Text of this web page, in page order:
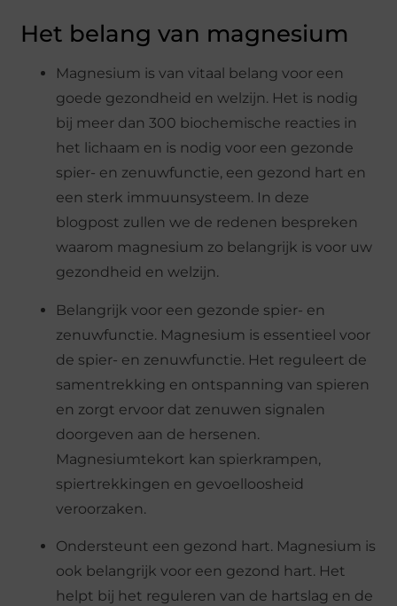
Het belang van magnesium
Magnesium is van vitaal belang voor een
goede gezondheid en welzijn. Het is nodig
bij meer dan 300 biochemische reacties in
het lichaam en is nodig voor een gezonde
spier- en zenuwfunctie, een gezond hart en
een sterk immuunsysteem. In deze
blogpost zullen we de redenen bespreken
waarom magnesium zo belangrijk is voor uw
gezondheid en welzijn.
Belangrijk voor een gezonde spier- en
zenuwfunctie. Magnesium is essentieel voor
de spier- en zenuwfunctie. Het reguleert de
samentrekking en ontspanning van spieren
en zorgt ervoor dat zenuwen signalen
doorgeven aan de hersenen.
Magnesiumtekort kan spierkrampen,
spiertrekkingen en gevoelloosheid
veroorzaken.
Ondersteunt een gezond hart. Magnesium is
ook belangrijk voor een gezond hart. Het
helpt bij het reguleren van de hartslag en de